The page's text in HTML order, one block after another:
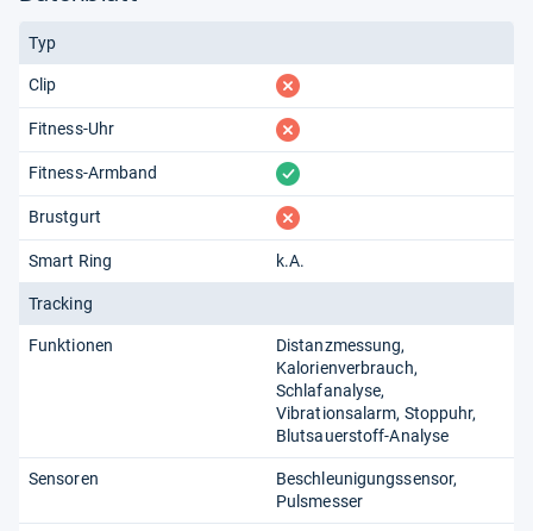
Typ
Clip fehlt
Fitness-Uhr fehlt
Fitness-Armband vorhanden
Brustgurt fehlt
Smart Ring k.A.
Tracking
Funktionen
Distanzmessung
Kalorienverbrauch
Schlafanalyse
Vibrationsalarm Stoppuhr
Blutsauerstoff-Analyse
Sensoren
Beschleunigungssensor
Pulsmesser